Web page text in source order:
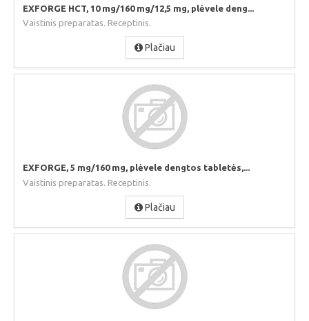
EXFORGE HCT, 10 mg/160 mg/12,5 mg, plėvele deng...
Vaistinis preparatas. Receptinis.
Plačiau
EXFORGE, 5 mg/160 mg, plėvele dengtos tabletės,...
Vaistinis preparatas. Receptinis.
Plačiau